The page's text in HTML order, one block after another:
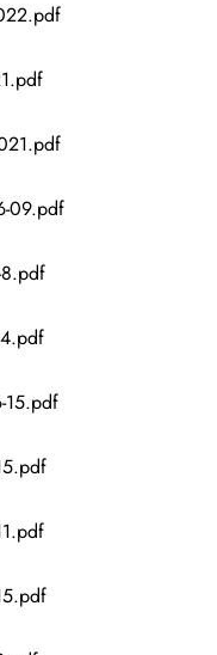
09.pdf
8.pdf
15.pdf